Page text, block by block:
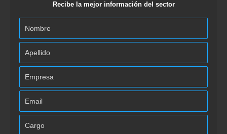
Recibe la mejor información del sector